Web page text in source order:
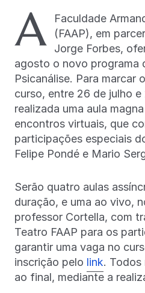
A
Faculdade
(FAAP), em
Jorge Forbes,
agosto o novo programa
Psicanálise. Para marcar
curso, entre 26 de julho
realizada uma aula
encontros virtuais, que
participações especiais
Felipe Pondé e Mario
Serão quatro aulas
duração, e uma ao vivo,
professor Cortella, com
Teatro FAAP para os
garantir uma vaga no
inscrição pelo link.
ao final, mediante a